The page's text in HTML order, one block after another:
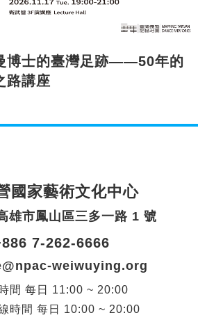
博士的臺灣足跡——50年的
路講座
國家藝術文化中心
雄市鳳山區三多一路 1 號
7-262-6666
weiwuying.org
間 每日
11:00 ~ 20:00
時間 每日 10:00 ~ 20:00